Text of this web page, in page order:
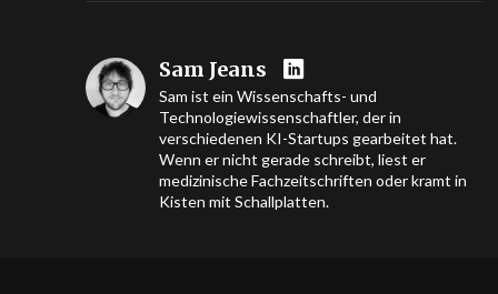
Sam Jeans
Sam ist ein Wissenschafts- und
Technologiewissenschaftler, der in
verschiedenen KI-Startups gearbeitet hat.
Wenn er nicht gerade schreibt, liest er
medizinische Fachzeitschriften oder kramt in
Kisten mit Schallplatten.